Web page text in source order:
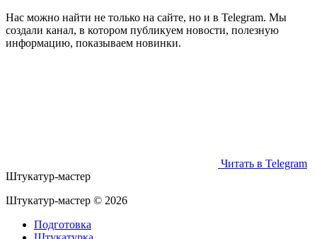
Нас можно найти не только на сайте, но и в Telegram. Мы
создали канал, в котором публикуем новости, полезную
информацию, показываем новинки.
Читать в Telegram
Штукатур-мастер
Штукатур-мастер © 2026
Подготовка